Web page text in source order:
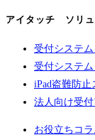
アイタッチ ソリュ
受付システム
受付システ
iPad盗難防
法人向け受付
お役立ちコラ